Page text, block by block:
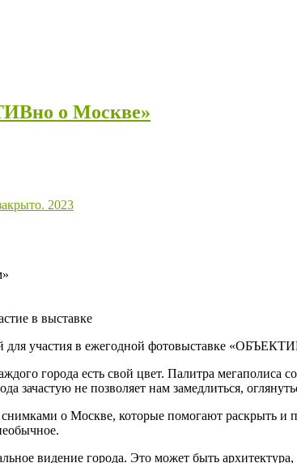
о Москве»
2023
в выставке
для участия в ежегодной фотовыставке
города есть свой цвет. Палитра мегаполиса
зачастую не позволяет нам замедлиться,
о Москве, которые помогают раскрыть
видение города. Это может быть